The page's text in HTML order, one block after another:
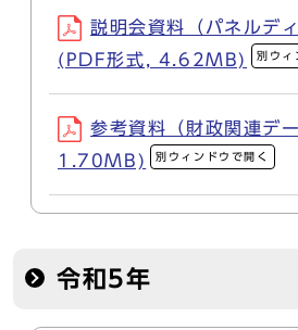
説明会資料（パネルデ
(PDF形式, 4.62MB)
別ウィ
参考資料（財政関連デ
1.70MB)
別ウィンドウで開く
令和5年